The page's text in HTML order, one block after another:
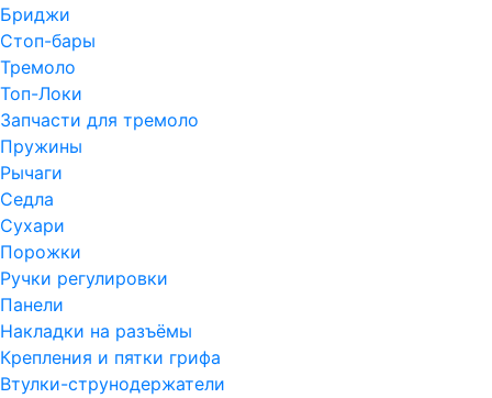
Бриджи
Стоп-бары
Тремоло
Топ-Локи
Запчасти для тремоло
Пружины
Рычаги
Седла
Сухари
Порожки
Ручки регулировки
Панели
Накладки на разъёмы
Крепления и пятки грифа
Втулки-струнодержатели